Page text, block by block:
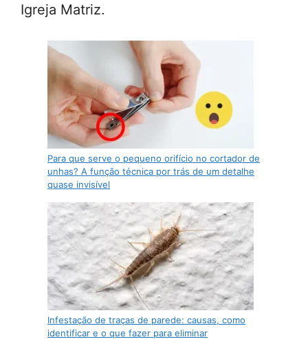
Igreja Matriz.
Para que serve o pequeno orifício no cortador de
unhas? A função técnica por trás de um detalhe
quase invisível
Infestação de traças de parede: causas, como
identificar e o que fazer para eliminar